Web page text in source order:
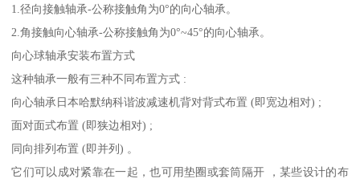
1.径向接触轴承-公称接触角为0°的向心轴承。
2.角接触向心轴承-公称接触角为0°~45°的向心轴承。
向心球轴承安装布置方式
这种轴承一般有三种不同布置方式 :
向心轴承日本哈默纳科谐波减速机背对背式布置 (即宽边相对) ;
面对面式布置 (即狭边相对) ;
同向排列布置 (即并列) 。
它们可以成对紧靠在一起，也可用垫圈或套筒隔开 ，某些设计的布